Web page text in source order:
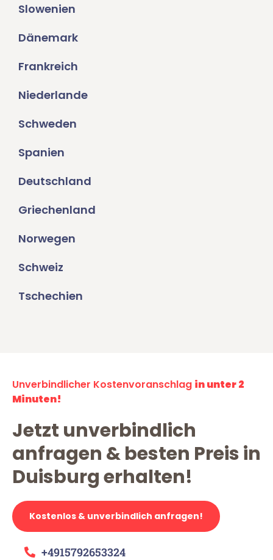
Slowenien
Dänemark
Frankreich
Niederlande
Schweden
Spanien
Deutschland
Griechenland
Norwegen
Schweiz
Tschechien
Unverbindlicher Kostenvoranschlag in unter 2
Minuten!
Jetzt unverbindlich
anfragen & besten Preis in
Duisburg erhalten!
Kostenlos & unverbindlich anfragen!
+4915792653324